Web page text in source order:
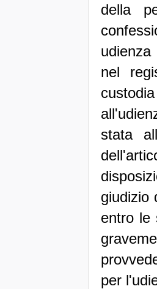
della
nel
stata
giudizio
entro le
per